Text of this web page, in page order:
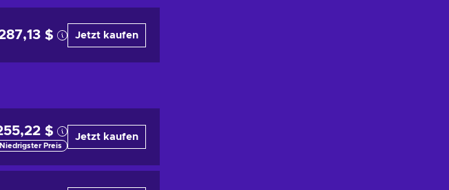
$ Jetzt kaufen
$
Niedrigster Preis
Jetzt kaufen